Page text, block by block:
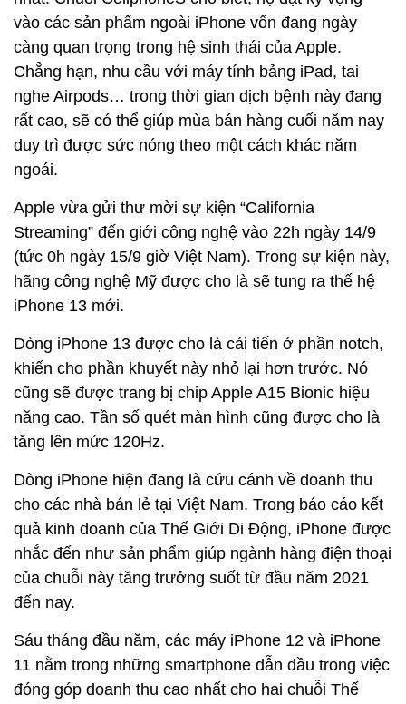
vào các sản phẩm ngoài iPhone vốn đang ngày
càng quan trọng trong hệ sinh thái của Apple.
Chẳng hạn, nhu cầu với máy tính bảng iPad, tai
nghe Airpods… trong thời gian dịch bệnh này đang
rất cao, sẽ có thể giúp mùa bán hàng cuối năm nay
duy trì được sức nóng theo một cách khác năm
ngoái.
Apple vừa gửi thư mời sự kiện “California
Streaming” đến giới công nghệ vào 22h ngày 14/9
(tức 0h ngày 15/9 giờ Việt Nam). Trong sự kiện này,
hãng công nghệ Mỹ được cho là sẽ tung ra thế hệ
iPhone 13 mới.
Dòng iPhone 13 được cho là cải tiến ở phần notch,
khiến cho phần khuyết này nhỏ lại hơn trước. Nó
cũng sẽ được trang bị chip Apple A15 Bionic hiệu
năng cao. Tần số quét màn hình cũng được cho là
tăng lên mức 120Hz.
Dòng iPhone hiện đang là cứu cánh về doanh thu
cho các nhà bán lẻ tại Việt Nam. Trong báo cáo kết
quả kinh doanh của Thế Giới Di Động, iPhone được
nhắc đến như sản phẩm giúp ngành hàng điện thoại
của chuỗi này tăng trưởng suốt từ đầu năm 2021
đến nay.
Sáu tháng đầu năm, các máy iPhone 12 và iPhone
11 nằm trong những smartphone dẫn đầu trong việc
đóng góp doanh thu cao nhất cho hai chuỗi Thế